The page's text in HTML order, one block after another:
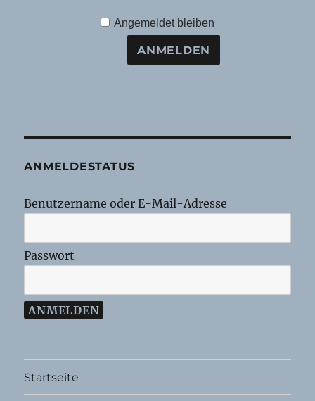
Angemeldet bleiben
ANMELDESTATUS
Benutzername oder E-Mail-Adresse
Passwort
Startseite